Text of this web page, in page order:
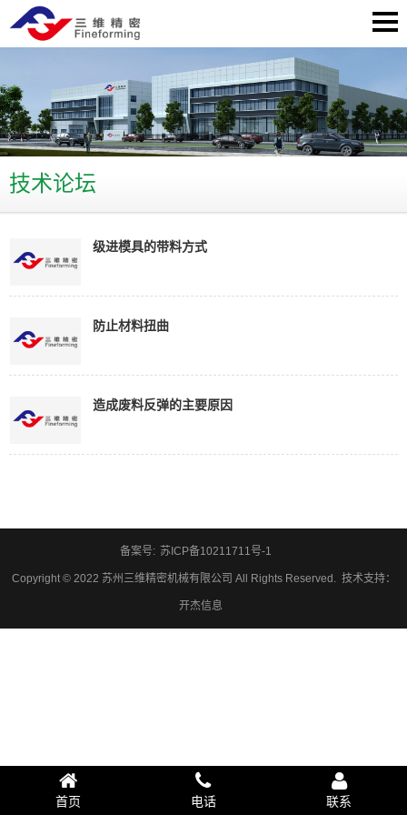
技术论坛
级进模具的带料方式
防止材料扭曲
造成废料反弹的主要原因
备案号: 苏ICP备10211711号-1
Copyright © 2022 苏州三维精密机械有限公司 All Rights Reserved. 技术支持：
开杰信息
首页 电话 联系